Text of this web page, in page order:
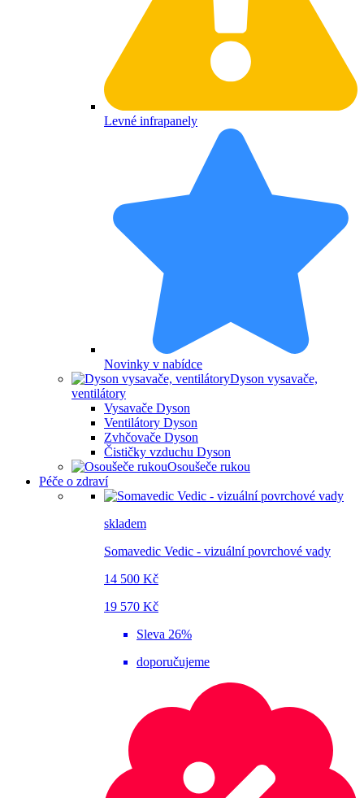
Levné infrapanely
Novinky v nabídce
Dyson vysavače,
ventilátory
Vysavače Dyson
Ventilátory Dyson
Zvhčovače Dyson
Čističky vzduchu Dyson
Osoušeče rukou
Péče o zdraví
skladem
Somavedic Vedic - vizuální povrchové vady
14 500 Kč
19 570 Kč
Sleva 26%
doporučujeme